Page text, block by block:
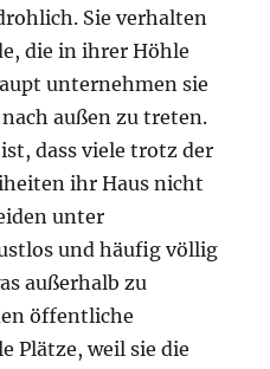
Sie verhalten
die in ihrer Höhle
unternehmen sie
außen zu treten.
dass viele trotz der
ihr Haus nicht
unter
und häufig völlig
außerhalb zu
öffentliche
Plätze, weil sie die